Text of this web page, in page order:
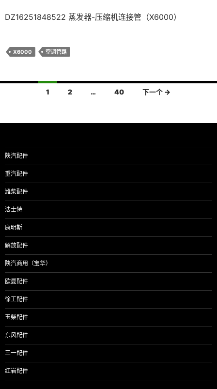
DZ16251848522 蒸发器-压缩机连接管（X6000）
X6000 空调管路
导
1 2 … 40 下一个 →
陕汽配件
重汽配件
潍柴配件
法士特
康明斯
解放配件
陕汽商用（宝华）
欧曼配件
徐工配件
玉柴配件
东风配件
三一配件
红岩配件